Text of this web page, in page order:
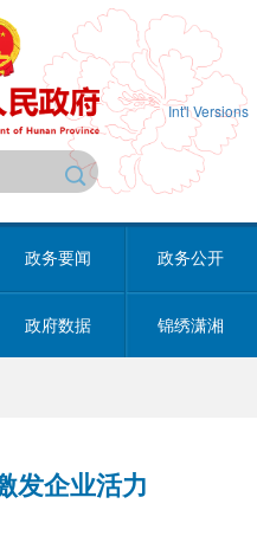
Int'l Versions
政务要闻 政务公开
政府数据 锦绣潇湘
发企业活力